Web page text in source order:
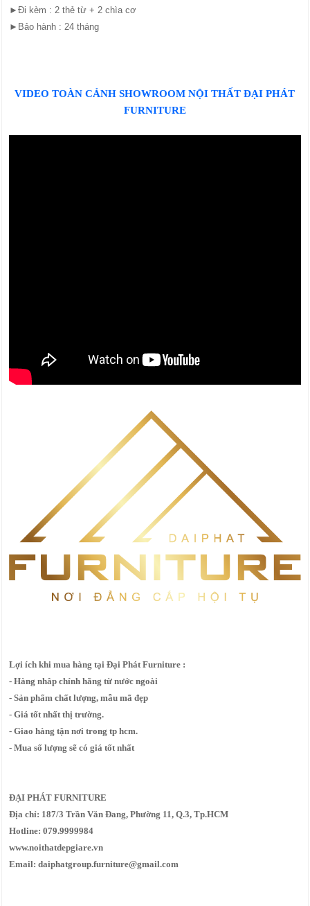
►Đi kèm : 2 thẻ từ + 2 chìa cơ
►Bảo hành : 24 tháng
VIDEO TOÀN CẢNH SHOWROOM NỘI THẤT ĐẠI PHÁT
FURNITURE
Lợi ích khi mua hàng tại Đại Phát Furniture :
- Hàng nhâp chính hãng từ nước ngoài
- Sản phẩm chất lượng, mẫu mã đẹp
- Giá tốt nhất thị trường.
- Giao hàng tận nơi trong tp hcm.
- Mua số lượng sẽ có giá tốt nhất
ĐẠI PHÁT FURNITURE
Địa chỉ: 187/3 Trần Văn Đang, Phường 11, Q.3, Tp.HCM
Hotline: 079.9999984
www.noithatdepgiare.vn
Email: daiphatgroup.furniture@gmail.com